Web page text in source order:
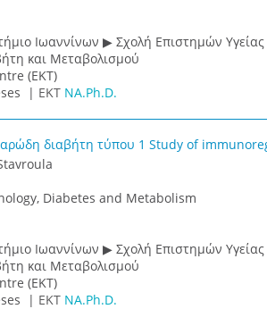
Ιωαννίνων ▶ Σχολή Επιστημών
και Μεταβολισμού
(EKT)
| ΕΚΤ NA.Ph.D.
διαβήτη τύπου 1 Study of
Diabetes and Metabolism
Ιωαννίνων ▶ Σχολή Επιστημών
και Μεταβολισμού
(EKT)
| ΕΚΤ NA.Ph.D.